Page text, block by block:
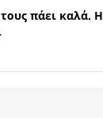
πάει καλά. Η